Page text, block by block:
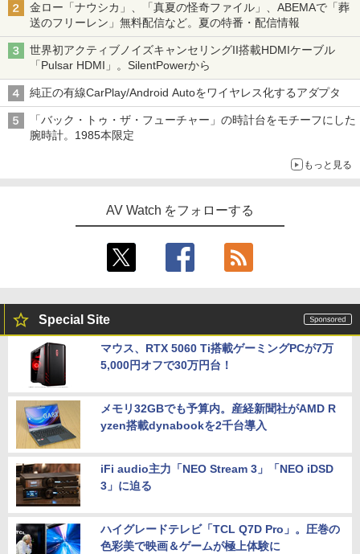
金ロー「ナウシカ」、「真夏の怪奇ファイル」、ABEMAで「葬
送のフリーレン」無料配信など。夏の特番・配信情報
世界初アクティブノイズキャンセリングII搭載HDMIケーブル
「Pulsar HDMI」。SilentPowerから
純正の有線CarPlay/Android Autoをワイヤレス化するアダプタ
「バック・トゥ・ザ・フューチャー」の時計台をモチーフにした
腕時計。1985本限定
もっと見る
AV Watch をフォローする
Special Site
マウス、RTX 5060 Ti搭載ゲーミングPCが7万
5,000円オフで30万円台！
メモリ32GBでも予算内。産経新聞社がAMD R
yzen搭載dynabookを2千台導入
iFi audio主力「NEO Stream 3」「NEO iDSD
3」に迫る
ハイグレードテレビ「TCL Q7D Pro」。圧巻の
色彩美で映画＆ゲームが極上体験に